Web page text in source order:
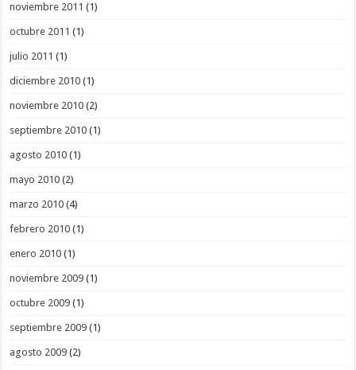
noviembre 2011 (1)
octubre 2011 (1)
julio 2011 (1)
diciembre 2010 (1)
noviembre 2010 (2)
septiembre 2010 (1)
agosto 2010 (1)
mayo 2010 (2)
marzo 2010 (4)
febrero 2010 (1)
enero 2010 (1)
noviembre 2009 (1)
octubre 2009 (1)
septiembre 2009 (1)
agosto 2009 (2)